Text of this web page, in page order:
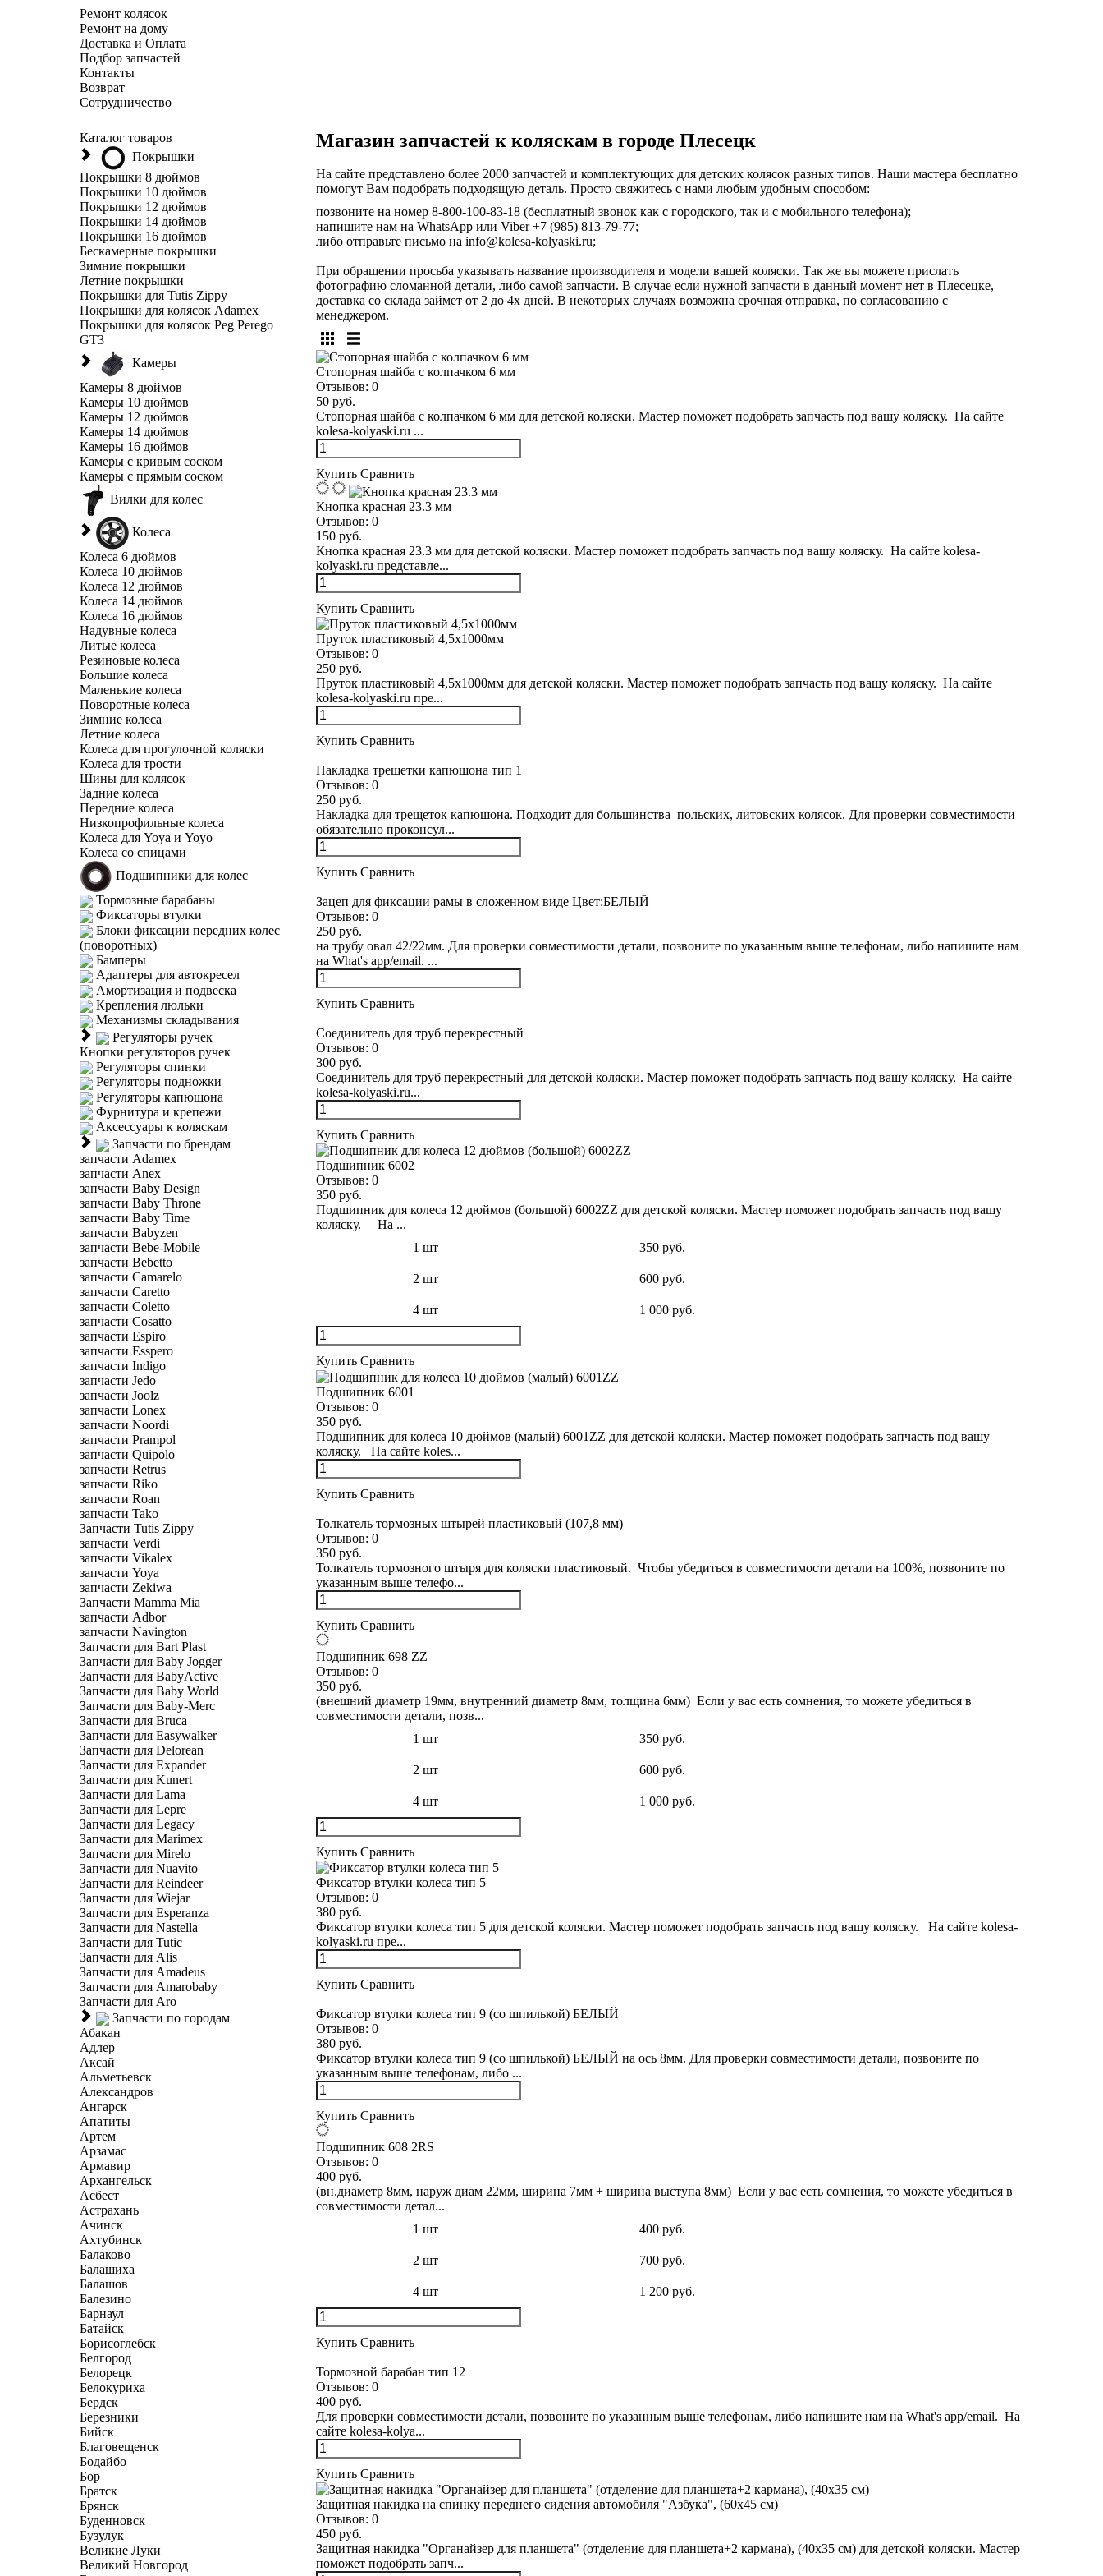
Ремонт колясок
Ремонт на дому
Доставка и Оплата
Подбор запчастей
Контакты
Возврат
Сотрудничество
Каталог товаров
Покрышки
Покрышки 8 дюймов
Покрышки 10 дюймов
Покрышки 12 дюймов
Покрышки 14 дюймов
Покрышки 16 дюймов
Бескамерные покрышки
Зимние покрышки
Летние покрышки
Покрышки для Tutis Zippy
Покрышки для колясок Adamex
Покрышки для колясок Peg Perego
GT3
Камеры
Камеры 8 дюймов
Камеры 10 дюймов
Камеры 12 дюймов
Камеры 14 дюймов
Камеры 16 дюймов
Камеры с кривым соском
Камеры с прямым соском
Вилки для колес
Колеса
Колеса 6 дюймов
Колеса 10 дюймов
Колеса 12 дюймов
Колеса 14 дюймов
Колеса 16 дюймов
Надувные колеса
Литые колеса
Резиновые колеса
Большие колеса
Маленькие колеса
Поворотные колеса
Зимние колеса
Летние колеса
Колеса для прогулочной коляски
Колеса для трости
Шины для колясок
Задние колеса
Передние колеса
Низкопрофильные колеса
Колеса для Yoya и Yoyo
Колеса со спицами
Подшипники для колес
Тормозные барабаны
Фиксаторы втулки
Блоки фиксации передних колес
(поворотных)
Бамперы
Адаптеры для автокресел
Амортизация и подвеска
Крепления люльки
Механизмы складывания
Регуляторы ручек
Кнопки регуляторов ручек
Регуляторы спинки
Регуляторы подножки
Регуляторы капюшона
Фурнитура и крепежи
Аксессуары к коляскам
Запчасти по брендам
запчасти Adamex
запчасти Anex
запчасти Baby Design
запчасти Baby Throne
запчасти Baby Time
запчасти Babyzen
запчасти Bebe-Mobile
запчасти Bebetto
запчасти Camarelo
запчасти Caretto
запчасти Coletto
запчасти Cosatto
запчасти Espiro
запчасти Esspero
запчасти Indigo
запчасти Jedo
запчасти Joolz
запчасти Lonex
запчасти Noordi
запчасти Prampol
запчасти Quipolo
запчасти Retrus
запчасти Riko
запчасти Roan
запчасти Tako
Запчасти Tutis Zippy
запчасти Verdi
запчасти Vikalex
запчасти Yoya
запчасти Zekiwa
Запчасти Mamma Mia
запчасти Adbor
запчасти Navington
Запчасти для Bart Plast
Запчасти для Baby Jogger
Запчасти для BabyActive
Запчасти для Baby World
Запчасти для Baby-Merc
Запчасти для Bruca
Запчасти для Easywalker
Запчасти для Delorean
Запчасти для Expander
Запчасти для Kunert
Запчасти для Lama
Запчасти для Lepre
Запчасти для Legacy
Запчасти для Marimex
Запчасти для Mirelo
Запчасти для Nuavito
Запчасти для Reindeer
Запчасти для Wiejar
Запчасти для Esperanza
Запчасти для Nastella
Запчасти для Tutic
Запчасти для Alis
Запчасти для Amadeus
Запчасти для Amarobaby
Запчасти для Aro
Запчасти по городам
Абакан
Адлер
Аксай
Альметьевск
Александров
Ангарск
Апатиты
Артем
Арзамас
Армавир
Архангельск
Асбест
Астрахань
Ачинск
Ахтубинск
Балаково
Балашиха
Балашов
Балезино
Барнаул
Батайск
Борисоглебск
Белгород
Белорецк
Белокуриха
Бердск
Березники
Бийск
Благовещенск
Бодайбо
Бор
Братск
Брянск
Буденновск
Бузулук
Великие Луки
Великий Новгород
Магазин запчастей к коляскам в городе Плесецк
На сайте представлено более 2000 запчастей и комплектующих для детских колясок разных типов. Наши мастера бесплатно
помогут Вам подобрать подходящую деталь. Просто свяжитесь с нами любым удобным способом:
позвоните на номер 8-800-100-83-18 (бесплатный звонок как с городского, так и с мобильного телефона);
напишите нам на WhatsApp или Viber +7 (985) 813-79-77;
либо отправьте письмо на info@kolesa-kolyaski.ru;
При обращении просьба указывать название производителя и модели вашей коляски. Так же вы можете прислать
фотографию сломанной детали, либо самой запчасти. В случае если нужной запчасти в данный момент нет в Плесецке,
доставка со склада займет от 2 до 4х дней. В некоторых случаях возможна срочная отправка, по согласованию с
менеджером.
Стопорная шайба с колпачком 6 мм
Отзывов: 0
50 руб.
Стопорная шайба с колпачком 6 мм для детской коляски. Мастер поможет подобрать запчасть под вашу коляску. На сайте
kolesa-kolyaski.ru ...
Купить Сравнить
Кнопка красная 23.3 мм
Отзывов: 0
150 руб.
Кнопка красная 23.3 мм для детской коляски. Мастер поможет подобрать запчасть под вашу коляску. На сайте kolesa-
kolyaski.ru представле...
Купить Сравнить
Пруток пластиковый 4,5х1000мм
Отзывов: 0
250 руб.
Пруток пластиковый 4,5х1000мм для детской коляски. Мастер поможет подобрать запчасть под вашу коляску. На сайте
kolesa-kolyaski.ru пре...
Купить Сравнить
Накладка трещетки капюшона тип 1
Отзывов: 0
250 руб.
Накладка для трещеток капюшона. Подходит для большинства польских, литовских колясок. Для проверки совместимости
обязательно проконсул...
Купить Сравнить
Зацеп для фиксации рамы в сложенном виде Цвет:БЕЛЫЙ
Отзывов: 0
250 руб.
на трубу овал 42/22мм. Для проверки совместимости детали, позвоните по указанным выше телефонам, либо напишите нам
на What's app/email. ...
Купить Сравнить
Соединитель для труб перекрестный
Отзывов: 0
300 руб.
Соединитель для труб перекрестный для детской коляски. Мастер поможет подобрать запчасть под вашу коляску. На сайте
kolesa-kolyaski.ru...
Купить Сравнить
Подшипник 6002
Отзывов: 0
350 руб.
Подшипник для колеса 12 дюймов (большой) 6002ZZ для детской коляски. Мастер поможет подобрать запчасть под вашу
коляску. На ...
1 шт
350 руб.
2 шт 600 руб.
4 шт 1 000 руб.
Купить Сравнить
Подшипник 6001
Отзывов: 0
350 руб.
Подшипник для колеса 10 дюймов (малый) 6001ZZ для детской коляски. Мастер поможет подобрать запчасть под вашу
коляску. На сайте koles...
Купить Сравнить
Толкатель тормозных штырей пластиковый (107,8 мм)
Отзывов: 0
350 руб.
Толкатель тормозного штыря для коляски пластиковый. Чтобы убедиться в совместимости детали на 100%, позвоните по
указанным выше телефо...
Купить Сравнить
Подшипник 698 ZZ
Отзывов: 0
350 руб.
(внешний диаметр 19мм, внутренний диаметр 8мм, толщина 6мм) Если у вас есть сомнения, то можете убедиться в
совместимости детали, позв...
1 шт
350 руб.
2 шт 600 руб.
4 шт 1 000 руб.
Купить Сравнить
Фиксатор втулки колеса тип 5
Отзывов: 0
380 руб.
Фиксатор втулки колеса тип 5 для детской коляски. Мастер поможет подобрать запчасть под вашу коляску. На сайте kolesa-
kolyaski.ru пре...
Купить Сравнить
Фиксатор втулки колеса тип 9 (со шпилькой) БЕЛЫЙ
Отзывов: 0
380 руб.
Фиксатор втулки колеса тип 9 (со шпилькой) БЕЛЫЙ на ось 8мм. Для проверки совместимости детали, позвоните по
указанным выше телефонам, либо ...
Купить Сравнить
Подшипник 608 2RS
Отзывов: 0
400 руб.
(вн.диаметр 8мм, наруж диам 22мм, ширина 7мм + ширина выступа 8мм) Если у вас есть сомнения, то можете убедиться в
совместимости детал...
1 шт
400 руб.
2 шт 700 руб.
4 шт 1 200 руб.
Купить Сравнить
Тормозной барабан тип 12
Отзывов: 0
400 руб.
Для проверки совместимости детали, позвоните по указанным выше телефонам, либо напишите нам на What's app/email. На
сайте kolesa-kolya...
Купить Сравнить
Защитная накидка на спинку переднего сидения автомобиля "Азбука", (60х45 см)
Отзывов: 0
450 руб.
Защитная накидка "Органайзер для планшета" (отделение для планшета+2 кармана), (40х35 см) для детской коляски. Мастер
поможет подобрать запч...